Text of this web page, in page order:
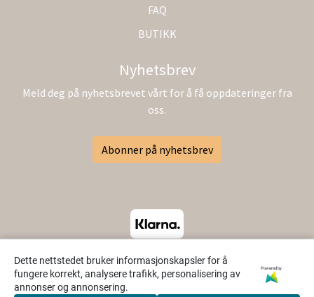
Dette nettstedet bruker informasjonskapsler for å
fungere korrekt, analysere trafikk, personalisering av
annonser og annonsering.
Powered by
FAQ
BUTIKK
Nyhetsbrev
Meld deg på nyhetsbrevet vårt for å få oppdateringer fra
oss.
Abonner på nyhetsbrev